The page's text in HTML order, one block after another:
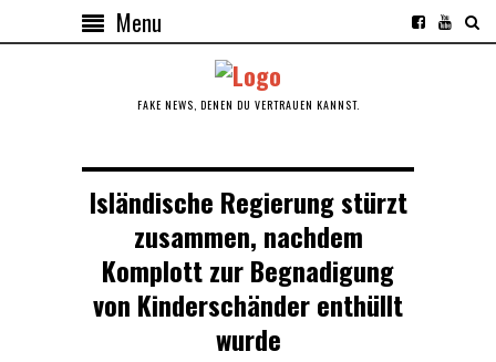
Menu
FAKE NEWS, DENEN DU VERTRAUEN KANNST.
Isländische Regierung stürzt
zusammen, nachdem
Komplott zur Begnadigung
von Kinderschänder enthüllt
wurde